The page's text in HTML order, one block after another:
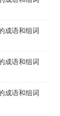
成语和组词
成语和组词
成语和组词